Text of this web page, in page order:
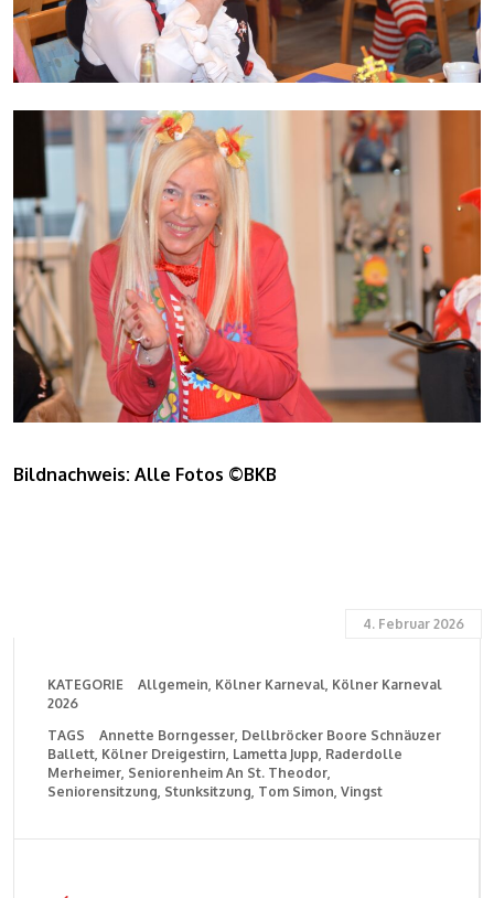
Bildnachweis: Alle Fotos ©BKB
4. Februar 2026
KATEGORIE Allgemein Kölner Karneval Kölner Karneval
2026
TAGS
Annette Borngesser Dellbröcker Boore Schnäuzer
Ballett Kölner Dreigestirn Lametta Jupp Raderdolle
Merheimer Seniorenheim An St. Theodor
Seniorensitzung Stunksitzung Tom Simon Vingst